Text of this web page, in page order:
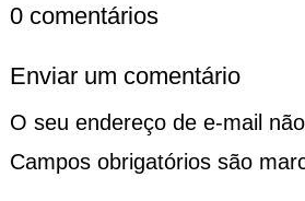
0 comentários
Enviar um comentário
O seu endereço de e-mail
Campos obrigatórios são